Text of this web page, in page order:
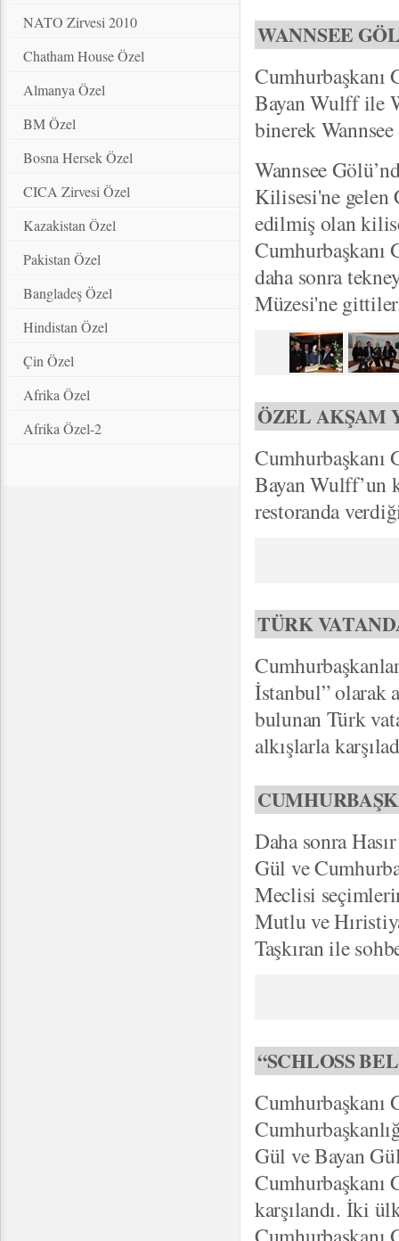
NATO Zirvesi 2010
Chatham House Özel
Almanya Özel
BM Özel
Bosna Hersek Özel
CICA Zirvesi Özel
Kazakistan Özel
Pakistan Özel
Bangladeş Özel
Hindistan Özel
Çin Özel
Afrika Özel
Afrika Özel-2
WANNSEE
Cumhurbaşkanı
Bayan Wulff ile
binerek
Wannsee
Kilisesi'ne gelen
edilmiş olan
Cumhurbaşkanı
daha sonra
Müzesi'ne
ÖZEL AKŞAM
Cumhurbaşkanı
Bayan Wulff’un
restoranda
TÜRK
İstanbul” olarak
bulunan Türk
alkışlarla
Daha sonra
Gül ve
Meclisi
Mutlu ve
Taşkıran ile
“SCHLOSS
Cumhurbaşkanı
Gül ve Bayan
karşılandı. İki